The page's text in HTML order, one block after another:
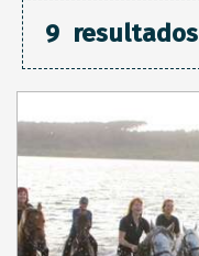
9 resultados